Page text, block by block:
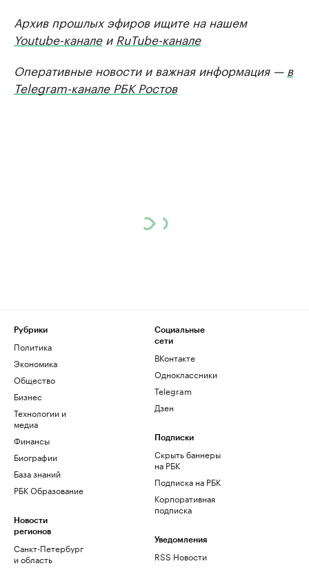
Архив прошлых эфиров ищите на нашем
Youtube-каналеи RuTube-канале
Оперативные новости и важная информация — в
Telegram-канале РБК Ростов
Рубрики
Политика
Экономика
Общество
Бизнес
Технологии и
медиа
Финансы
Биографии
База знаний
РБК Образование
Новости
регионов
Санкт-Петербург
и область
Социальные
сети
ВКонтакте
Одноклассники
Telegram
Дзен
Подписки
Скрыть баннеры
на РБК
Подписка на РБК
Корпоративная
подписка
Уведомления
RSS Новости